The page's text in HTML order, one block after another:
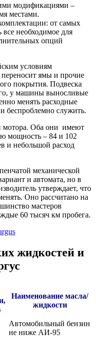
модификациями –
местами.
от самых
необходимое для
опций
условиям
ямы и прочие
покрытия. Подвеска
у машины выносливые
менять расходные
беспроблемно служить.
мотора. Оба они имеют
мощность – 84 и 102
и небольшой расход
механической
и автомата, но в
утверждает, что
Оно рассчитано на
мастеров
60 тысяч км пробега.
жидкостей и
Наименование масла/
жидкости
Автомобильный бензин
не ниже АИ-95